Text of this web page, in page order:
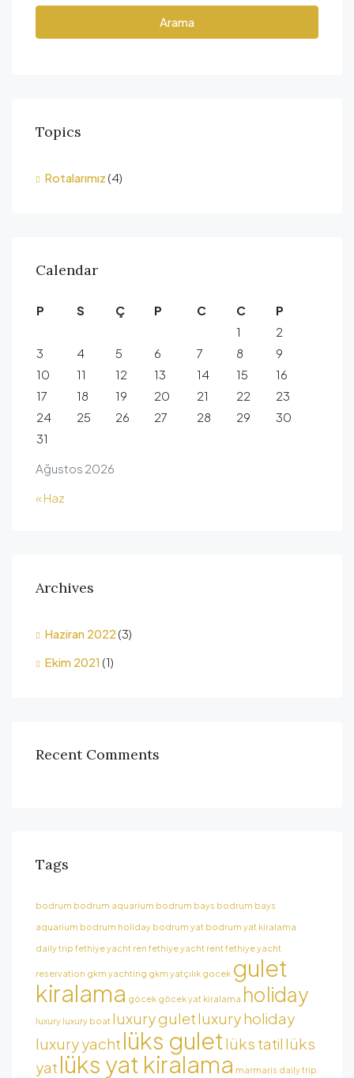
Arama
Topics
Rotalarımız (4)
Calendar
Ağustos 2026
P S Ç P C C
P
1
2
3
4 5 6 7 8
9
10
11 12 13 14 15
16
17
18 19 20 21 22
23
24
25 26 27 28 29
30
31
« Haz
Archives
Haziran 2022 (3)
Ekim 2021 (1)
Recent Comments
Tags
bodrum bodrum aquarium bodrum bays bodrum bays
aquarium bodrum holiday bodrum yat bodrum yat kiralama
daily trip fethiye yacht ren fethiye yacht rent fethiye yacht
reservation gkm yachting gkm yatçılık gocek gulet
kiralama göcek göcek yat kiralama holiday
luxury luxury boat luxury guletluxury holiday
luxury yacht lüks guletlüks tatil lüks
yat lüks yat kiralama marmaris daily trip